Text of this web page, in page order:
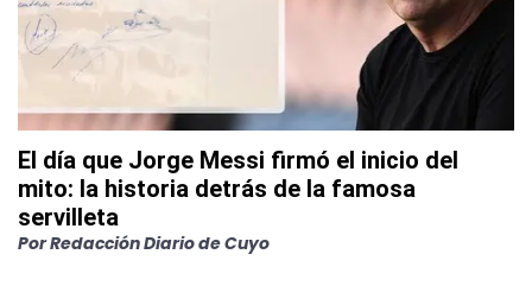
El día que Jorge Messi firmó el inicio del
mito: la historia detrás de la famosa
servilleta
PorRedacción Diario de Cuyo